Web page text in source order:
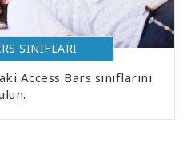
SINIFLARI
Access Bars sınıflarını